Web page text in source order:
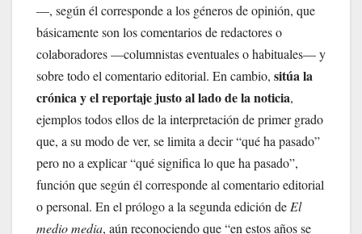
—, según él corresponde a los géneros de opinión, que
básicamente son los comentarios de redactores o
colaboradores —columnistas eventuales o habituales— y
sobre todo el comentario editorial. En cambio, sitúa la
crónica y el reportaje justo al lado de la noticia,
ejemplos todos ellos de la interpretación de primer grado
que, a su modo de ver, se limita a decir “qué ha pasado”
pero no a explicar “qué significa lo que ha pasado”,
función que según él corresponde al comentario editorial
o personal. En el prólogo a la segunda edición de El
medio media, aún reconociendo que “en estos años se